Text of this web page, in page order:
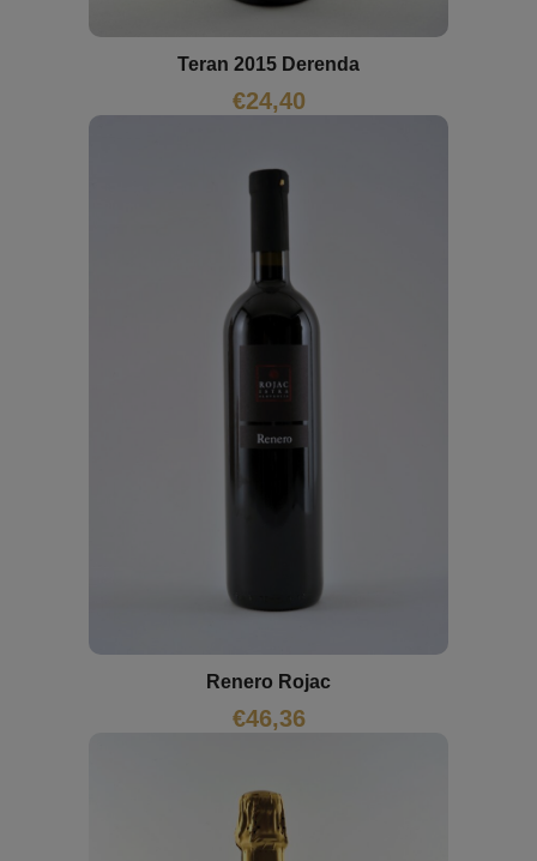
Teran 2015 Derenda
€24,40
Renero Rojac
€46,36